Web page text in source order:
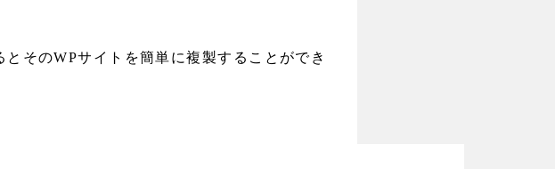
そのWPサイトを簡単に複製することができ